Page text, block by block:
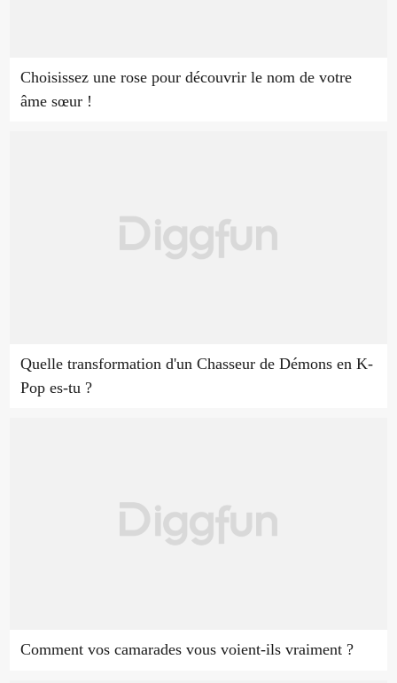
Choisissez une rose pour découvrir le nom de votre
âme sœur !
Quelle transformation d'un Chasseur de Démons en K-
Pop es-tu ?
Comment vos camarades vous voient-ils vraiment ?